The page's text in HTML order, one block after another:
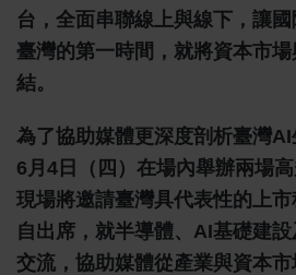
台，全面串聯線上與線下，讓
臺灣的第一時間，就將資本市
結。
為了協助媒體更深度剖析臺灣
6月4日（四）在場內舉辦兩場
現場將邀請臺灣具代表性的上
自出席，就半導體、AI基礎建
交流，協助媒體從產業與資本